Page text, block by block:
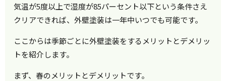
気温が5度以上で湿度が85パーセント以下という条件さえ
クリアできれば、外壁塗装は一年中いつでも可能です。
ここからは季節ごとに外壁塗装をするメリットとデメリッ
トを紹介します。
まず、春のメリットとデメリットです。